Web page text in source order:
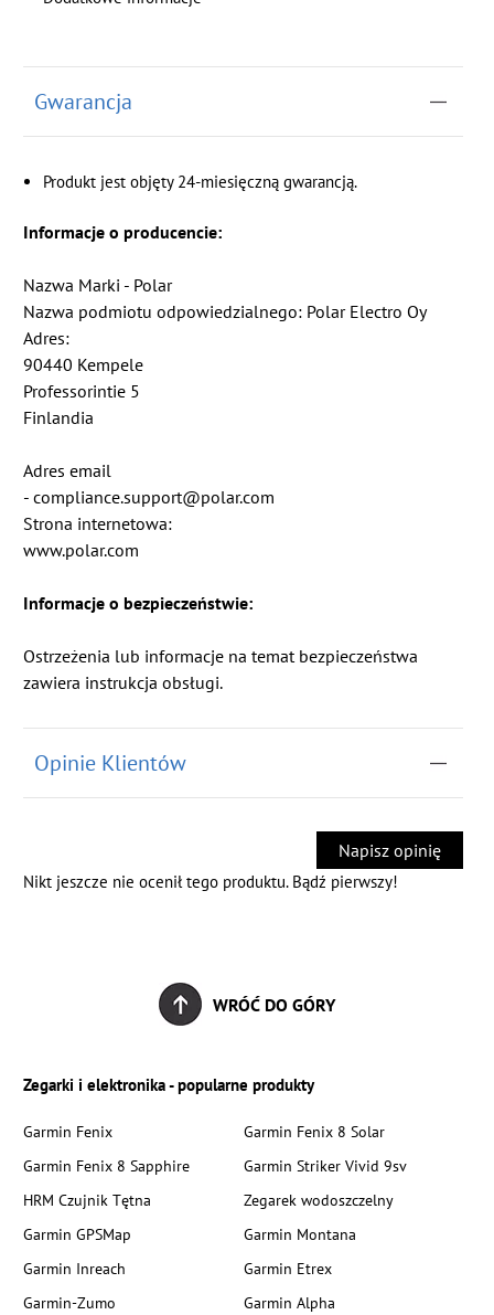
Gwarancja
Produkt jest objęty 24-miesięczną gwarancją.
Informacje o producencie:
Nazwa Marki - Polar
Nazwa podmiotu odpowiedzialnego: Polar Electro Oy
Adres:
90440 Kempele
Professorintie 5
Finlandia
Adres email
- compliance.support@polar.com
Strona internetowa:
www.polar.com
Informacje o bezpieczeństwie:
Ostrzeżenia lub informacje na temat bezpieczeństwa
zawiera instrukcja obsługi.
Opinie Klientów
Napisz opinię
Nikt jeszcze nie ocenił tego produktu. Bądź pierwszy!
WRÓĆ DO GÓRY
Zegarki i elektronika - popularne produkty
Garmin Fenix
Garmin Fenix 8 Solar
Garmin Fenix 8 Sapphire
Garmin Striker Vivid 9sv
HRM Czujnik Tętna
Zegarek wodoszczelny
Garmin GPSMap
Garmin Montana
Garmin Inreach
Garmin Etrex
Garmin-Zumo
Garmin Alpha